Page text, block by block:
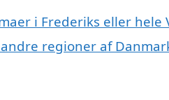
i Frederiks eller hele
regioner af